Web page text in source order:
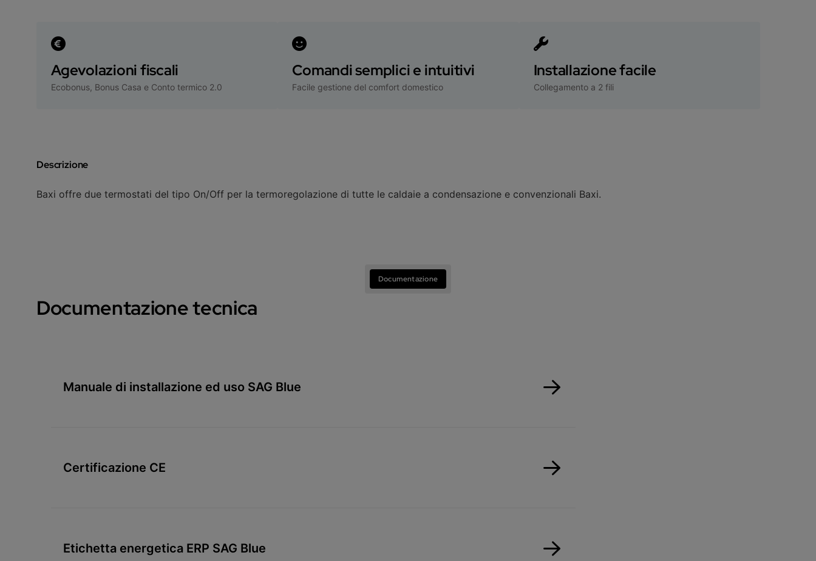
Agevolazioni fiscali
Ecobonus, Bonus Casa e Conto termico 2.0
Comandi semplici e intuitivi
Facile gestione del comfort domestico
Installazione facile
Collegamento a 2 fili
Descrizione
Baxi offre due termostati del tipo On/Off per la termoregolazione di tutte le caldaie a condensazione e convenzionali Baxi.
Documentazione
Documentazione tecnica
Manuale di installazione ed uso SAG Blue
Certificazione CE
Etichetta energetica ERP SAG Blue